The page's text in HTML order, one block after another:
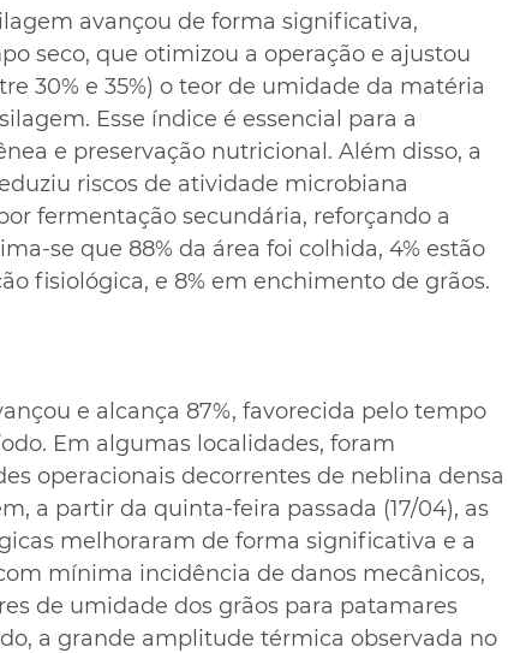
avançou de forma significativa,
seco, que otimizou a operação e ajustou
30% e 35%) o teor de umidade da matéria
Esse índice é essencial para a
e preservação nutricional. Além disso, a
riscos de atividade microbiana
fermentação secundária, reforçando a
se que 88% da área foi colhida, 4% estão
fisiológica, e 8% em enchimento de grãos.
e alcança 87%, favorecida pelo tempo
Em algumas localidades, foram
operacionais decorrentes de neblina densa
a partir da quinta-feira passada (17/04), as
melhoraram de forma significativa e a
mínima incidência de danos mecânicos,
de umidade dos grãos para patamares
a grande amplitude térmica observada no